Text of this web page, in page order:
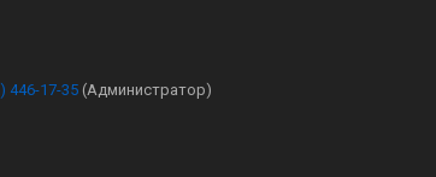
446-17-35 (Администратор)